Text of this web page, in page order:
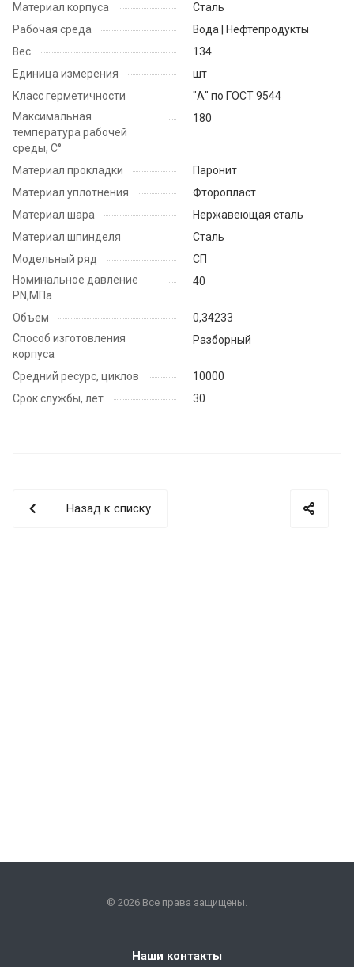
Материал корпуса
Сталь
Рабочая среда
Вода | Нефтепродукты
Вес
134
Единица измерения
шт
Класс герметичности
"А" по ГОСТ 9544
Максимальная
температура рабочей
среды, С°
180
Материал прокладки
Паронит
Материал уплотнения
Фторопласт
Материал шара
Нержавеющая сталь
Материал шпинделя
Сталь
Модельный ряд
СП
Номинальное давление
PN,МПа
40
Объем
0,34233
Способ изготовления
корпуса
Разборный
Средний ресурс, циклов
10000
Срок службы, лет
30
Назад к списку
© 2026 Все права защищены.
Наши контакты